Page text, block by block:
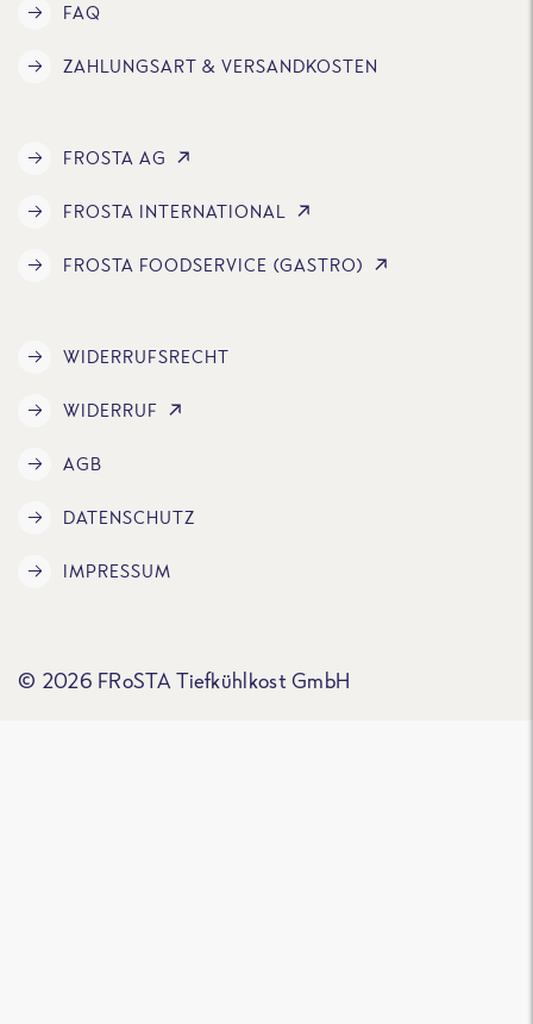
FAQ
ZAHLUNGSART & VERSANDKOSTEN
FROSTA AG
FROSTA INTERNATIONAL
FROSTA FOODSERVICE (GASTRO)
WIDERRUFSRECHT
WIDERRUF
AGB
DATENSCHUTZ
IMPRESSUM
© 2026 FRoSTA Tiefkühlkost GmbH